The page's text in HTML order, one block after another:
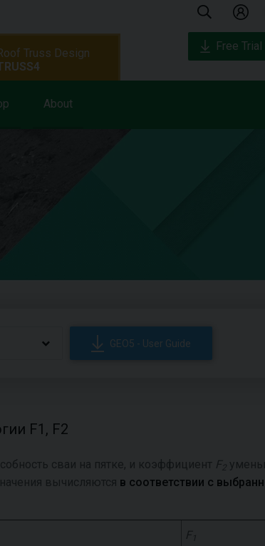
About
Truss Design
Free Trial
GEO5 - User Guide
F1, F2
сваи на пятке, и коэффициент F2
вычисляются в соответствии с
F 1